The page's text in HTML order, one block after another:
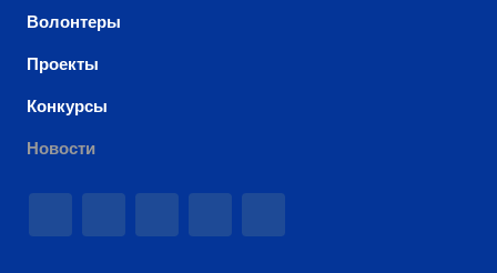
Волонтеры
Проекты
Конкурсы
Новости